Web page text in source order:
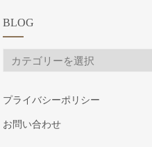
BLOG
BLOG
プライバシーポリシー
お問い合わせ